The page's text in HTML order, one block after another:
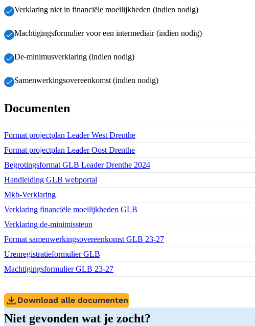
Verklaring niet in financiële moeilijkheden (indien nodig)
Machtigingsformulier voor een intermediair (indien nodig)
De-minimusverklaring (indien nodig)
Samenwerkingsovereenkomst (indien nodig)
Documenten
Download bestand:
Format projectplan Leader West Drenthe
Download bestand:
Format projectplan Leader Oost Drenthe
Download bestand:
Begrotingsformat GLB Leader Drenthe 2024
Download bestand:
Handleiding GLB webportal
Download bestand:
Mkb-Verklaring
Download bestand:
Verklaring financiële moeilijkheden GLB
Download bestand:
Verklaring de-minimissteun
Download bestand:
Format samenwerkingsovereenkomst GLB 23-27
Download bestand:
Urenregistratieformulier GLB
Download bestand:
Machtigingsformulier GLB 23-27
Download alle documenten
Niet gevonden wat je zocht?